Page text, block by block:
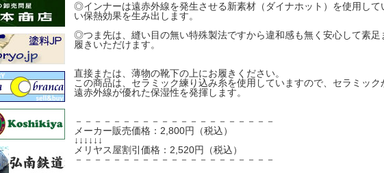
◎インナーは遠赤外線を発生させる新素材（ダイナホット）を使用して
い保熱効果を生み出します。
◎つま先は、縫い目の無い特殊製法ですから違和感も無く安心して素足
履きいただけます。
直接または、薄物の靴下の上にお履きください。
この商品は、セラミック練り込み糸を使用していますので、セラミッ
遠赤外線が優れた保湿性を発揮します。
－－－－－－－－－－－－－－－－－－－－－
メーカー販売価格：2,800円（税込）
↓↓↓↓↓↓
メリヤス屋割引価格：2,520円（税込）
－－－－－－－－－－－－－－－－－－－－－